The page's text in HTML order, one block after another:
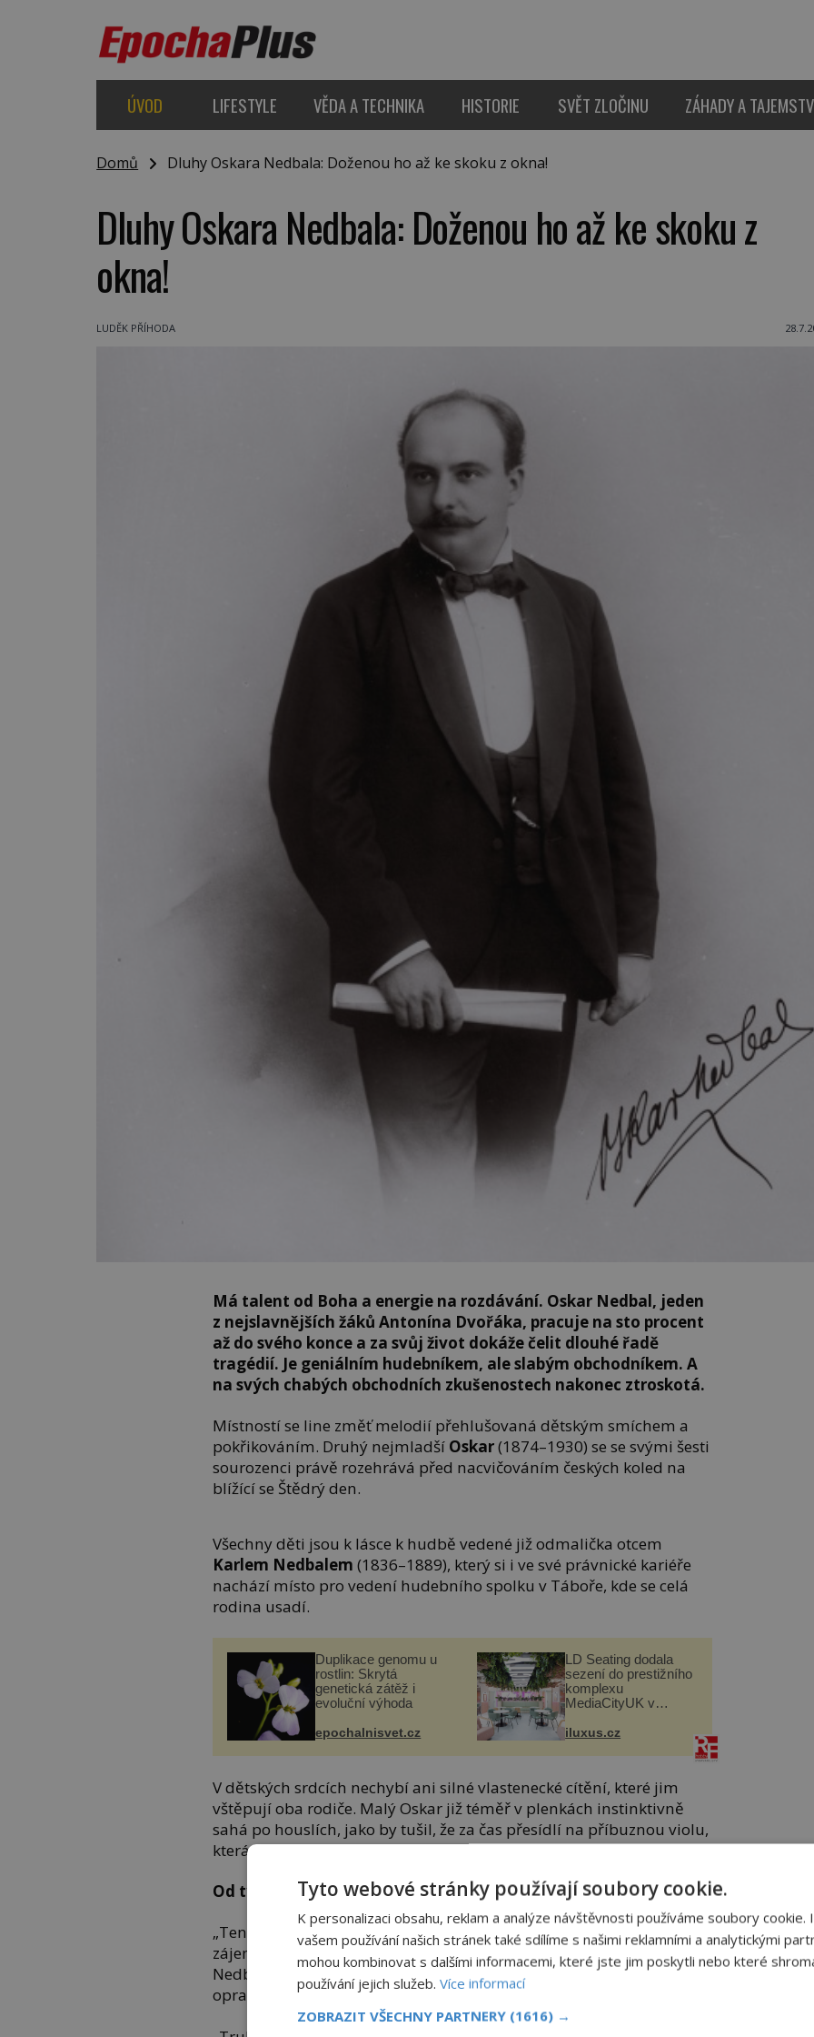
ÚVOD LIFESTYLE VĚDA A TECHNIKA HISTORIE SVĚT ZLOČINU ZÁHADY A
Domů Dluhy Oskara Nedbala: Doženou ho až ke skoku z okna!
Dluhy Oskara Nedbala: Doženou ho až ke skoku z
okna!
LUDĚK PŘÍHODA
Má talent od Boha a energie na rozdávání. Oskar Nedbal, jeden
z nejslavnějších žáků Antonína Dvořáka, pracuje na sto procent
až do svého konce a za svůj život dokáže čelit dlouhé řadě
tragédií. Je geniálním hudebníkem, ale slabým obchodníkem. A
na svých chabých obchodních zkušenostech nakonec ztroskotá.
Místností se line změť melodií přehlušovaná dětským smíchem a
pokřikováním. Druhý nejmladší Oskar(1874–1930) se se svými šesti
sourozenci právě rozehrává před nacvičováním českých koled na
blížící se Štědrý den.
Všechny děti jsou k lásce k hudbě vedené již odmalička otcem
Karlem Nedbalem (1836–1889), který si i ve své právnické kariéře
nachází místo pro vedení hudebního spolku v Táboře, kde se celá
rodina usadí.
Duplikace genomu u
rostlin: Skrytá
genetická zátěž i
evoluční výhoda
epochalnisvet.cz
LD Seating dodala
sezení do prestižního
komplexu
MediaCityUK v
iluxus.cz
V dětských srdcích nechybí ani silné vlastenecké cítění, které jim
vštěpují oba rodiče. Malý Oskar již téměř v plenkách instinktivně
sahá po houslích, jako by tušil, že za čas přesídlí na příbuznou violu,
která ho proslaví.
Od tympánu k houslím
„Ten chlapec má nejen výjimečný talent. On má o hudbu skutečný
zájem,“ pokyvuje hlavou Oskarův gymnazijní profesor a Karel
Nedbal jen hrdě přitakává. V tu chvíli se rozhodne, že synovi dopřeje
opravdové hudební vzdělání a zapíše jej na pražskou konzervatoř.
Tyto webové stránky používají soubory cookie.
K personalizaci obsahu, reklam a analýze návštěvnosti používáme soubory cookie.
vašem používání našich stránek také sdílíme s našimi reklamními a analytickými
mohou kombinovat s dalšími informacemi, které jste jim poskytli nebo které
používání jejich služeb. Více informací
ZOBRAZIT VŠECHNY PARTNERY (1616) →